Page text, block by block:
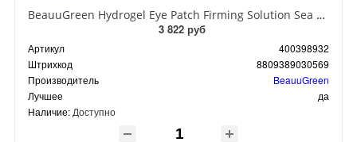
BeauuGreen Hydrogel Eye Patch Firming Solution Sea Cocumber & Black Гидрогелевые патчи для кожи вокруг глаз с экстрактом черного морского огурца 60 шт 90 гр
3 822 руб
Артикул
400398932
Штрихкод
8809389030569
Производитель
BeauuGreen
Лучшее
да
Наличие: Доступно